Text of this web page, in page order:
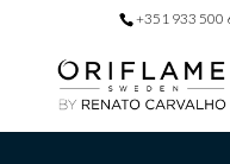
+351 933 500